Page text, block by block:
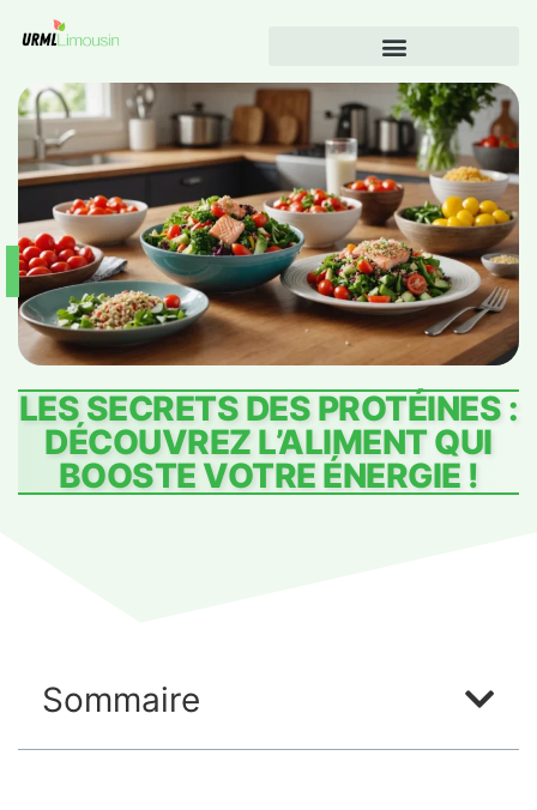
LES SECRETS DES PROTÉINES :
DÉCOUVREZ L’ALIMENT QUI
BOOSTE VOTRE ÉNERGIE !
Sommaire